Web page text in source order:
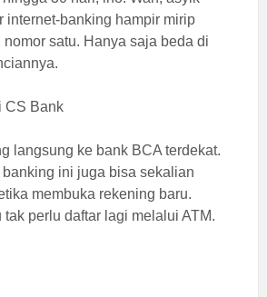
internet-banking hampir mirip
satu. Hanya saja beda di
CS Bank
langsung ke bank BCA terdekat.
ini juga bisa sekalian
membuka rekening baru.
tak perlu daftar lagi melalui ATM.